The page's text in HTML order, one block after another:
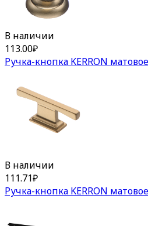
В наличии
113.00₽
Ручка-кнопка KERRON
В наличии
111.71₽
Ручка-кнопка KERRON